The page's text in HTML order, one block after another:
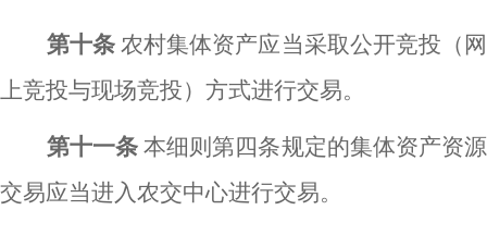
第十条 农村集体资产应当采取公开竞投（网
上竞投与现场竞投）方式进行交易。
第十一条 本细则第四条规定的集体资产资源
交易应当进入农交中心进行交易。